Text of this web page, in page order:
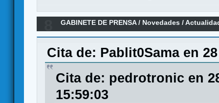
GABINETE DE PRENSA/ Novedades /
Cita de: Pablit0Sama en
Cita de: pedrotronic en
15:59:03